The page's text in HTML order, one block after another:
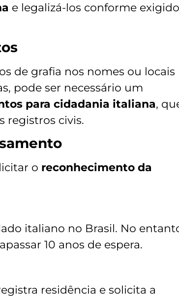
e legalizá-los conforme exigido
de grafia nos nomes ou locais
pode ser necessário um
para cidadania italiana,
registros civis.
o reconhecimento da
italiano no Brasil. No
10 anos de espera.
residência e solicita a